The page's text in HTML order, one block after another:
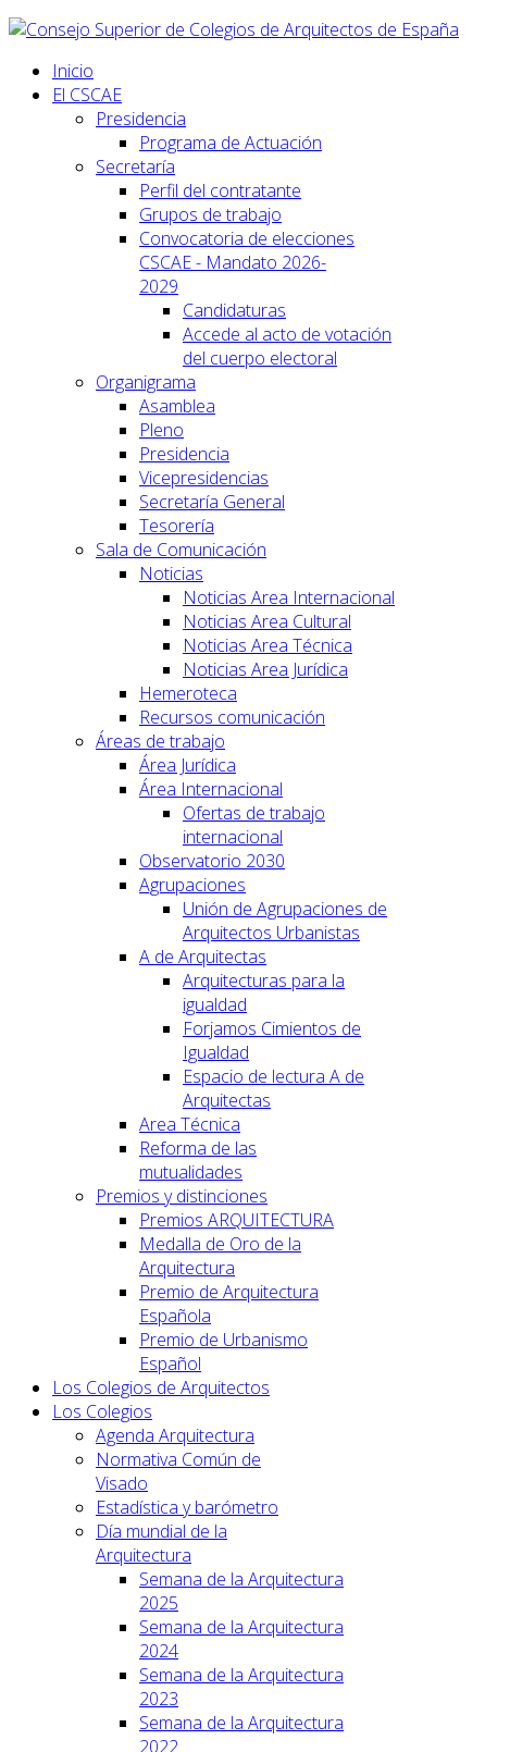
Inicio
El CSCAE
Presidencia
Programa de Actuación
Secretaría
Perfil del contratante
Grupos de trabajo
Convocatoria de elecciones
CSCAE - Mandato 2026-
2029
Candidaturas
Accede al acto de votación
del cuerpo electoral
Organigrama
Asamblea
Pleno
Presidencia
Vicepresidencias
Secretaría General
Tesorería
Sala de Comunicación
Noticias
Noticias Area Internacional
Noticias Area Cultural
Noticias Area Técnica
Noticias Area Jurídica
Hemeroteca
Recursos comunicación
Áreas de trabajo
Área Jurídica
Área Internacional
Ofertas de trabajo
internacional
Observatorio 2030
Agrupaciones
Unión de Agrupaciones de
Arquitectos Urbanistas
A de Arquitectas
Arquitecturas para la
igualdad
Forjamos Cimientos de
Igualdad
Espacio de lectura A de
Arquitectas
Area Técnica
Reforma de las
mutualidades
Premios y distinciones
Premios ARQUITECTURA
Medalla de Oro de la
Arquitectura
Premio de Arquitectura
Española
Premio de Urbanismo
Español
Los Colegios de Arquitectos
Los Colegios
Agenda Arquitectura
Normativa Común de
Visado
Estadística y barómetro
Día mundial de la
Arquitectura
Semana de la Arquitectura
2025
Semana de la Arquitectura
2024
Semana de la Arquitectura
2023
Semana de la Arquitectura
2022